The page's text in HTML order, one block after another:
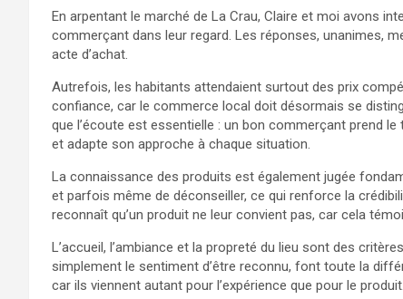
En arpentant le marché de La Crau, Claire et moi avons
commerçant dans leur regard. Les réponses, unanimes,
acte d’achat.
Autrefois, les habitants attendaient surtout des prix
confiance, car le commerce local doit désormais se
que l’écoute est essentielle : un bon commerçant prend
et adapte son approche à chaque situation.
La connaissance des produits est également jugée
et parfois même de déconseiller, ce qui renforce la
reconnaît qu’un produit ne leur convient pas, car cela
L’accueil, l’ambiance et la propreté du lieu sont des
simplement le sentiment d’être reconnu, font toute la
car ils viennent autant pour l’expérience que pour le produit.